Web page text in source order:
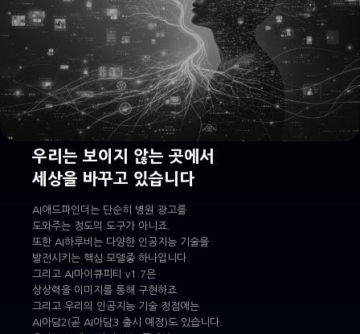
우리는 보이지 않는 곳에서
세상을 바꾸고 있습니다
AI애드파인더는 단순히 병원 광고를
도와주는 정도의 도구가 아니죠.
또한 AI하루비는 다양한 인공지능 기술을
발전시키는 핵심 모델중 하나입니다.
그리고 AI마이큐피티 v1.7은
상상력을 이미지를 통해 구현하죠.
그리고 우리의 인공지능 기술 정점에는
AI아담2(곧 AI아담3 출시 예정)도 있습니다.